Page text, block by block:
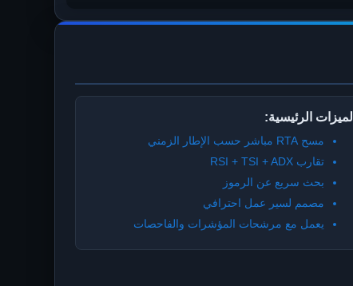
الميزات الرئيسية:
مسح RTA مباشر حسب الإطار الزمني
تقارب RSI + TSI + ADX
بحث سريع عن الرموز
مصمم لسير عمل احترافي
يعمل مع مرشحات المؤشرات والفاحصات